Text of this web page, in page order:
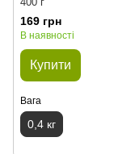
169 грн
В наявності
Купити
Вага
0,4 кг